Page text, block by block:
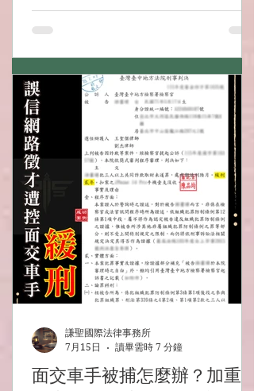
面交車手被捕怎麼辦？加重詐
謙聖國際法律事務所
7月15日
讀畢需時 7 分鐘